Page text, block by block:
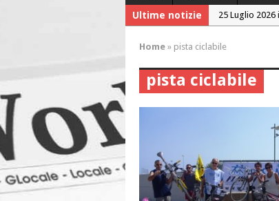
Ultime notizie
25 Luglio 2026
23 Luglio 2026
Home » pista ciclabile
pista ciclabile